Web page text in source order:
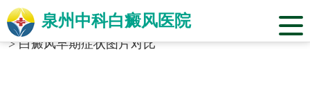
泉州中科白癜风医院
当前位置：福建省泉州市中科白癜风医院
标签合辑
>白癜风早期症状图片对比